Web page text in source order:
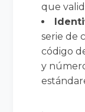
que
serie de
código
y